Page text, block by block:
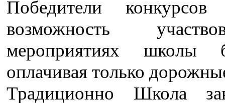
Победители конкурсов
возможность
мероприятиях школы
оплачивая только
Традиционно Школа